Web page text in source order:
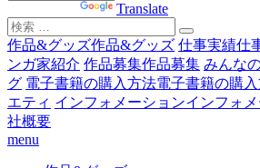
ッ
プ
Translate
検
索
対
象:
作品&グッズ作品&グッズ 仕事実績仕
ンガ家紹介 作品募集作品募集 みんな
グ 電子書籍の購入方法電子書籍の購
エティ インフォメーションインフォ
社概要
menu